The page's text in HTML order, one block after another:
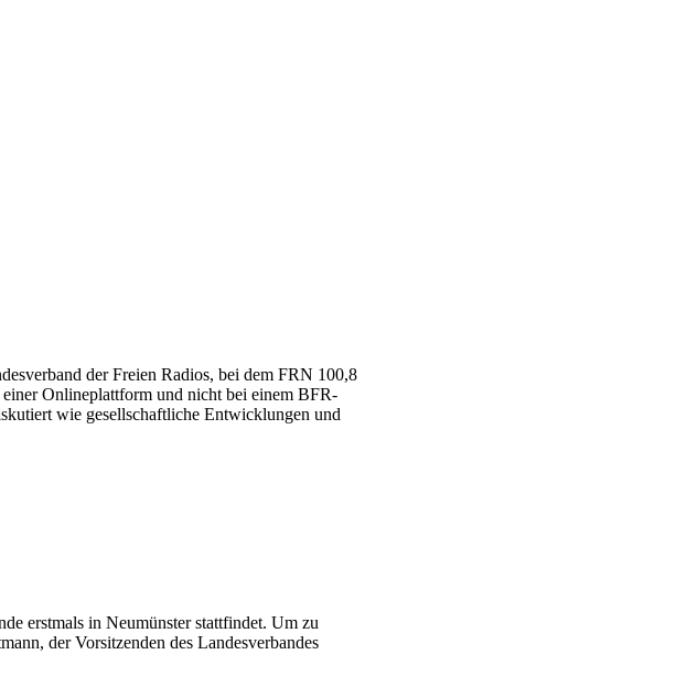
der Freien Radios, bei dem FRN 100,8
Onlineplattform und nicht bei einem BFR-
wie gesellschaftliche Entwicklungen und
erstmals in Neumünster stattfindet. Um zu
der Vorsitzenden des Landesverbandes